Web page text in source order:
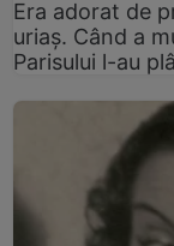
Era adorat de
uriaș. Când a
Parisului l-au